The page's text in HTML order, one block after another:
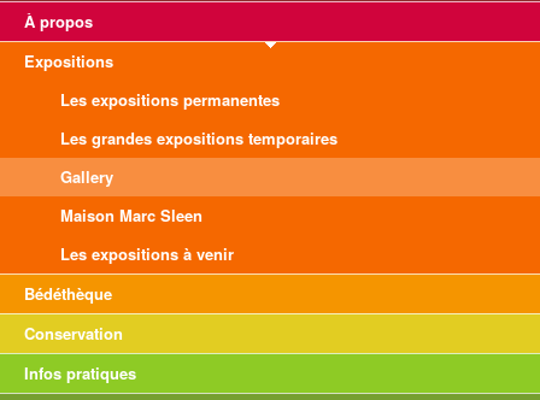
À propos
Expositions
Les expositions permanentes
Les grandes expositions temporaires
Gallery
Maison Marc Sleen
Les expositions à venir
Bédéthèque
Conservation
Infos pratiques